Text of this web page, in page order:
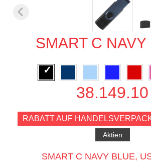
SMART C NAVY
38.149.10
RABATT AUF
Aktien
SMART C NAVY BLUE,